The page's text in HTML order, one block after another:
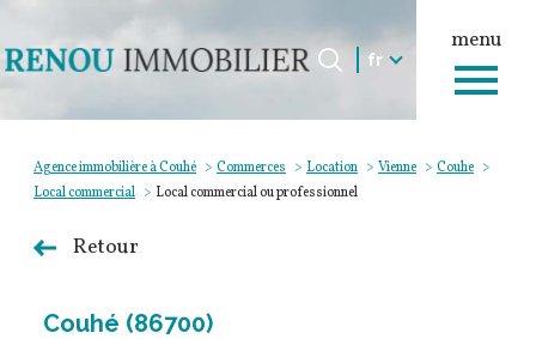
menu
Langue
fr
Accueil
Langue
fr
Agence immobilière à Couhé Commerces Location Vienne
Couhe
Local commercial
Local commercial ou professionnel
Retour
Couhé (86700)